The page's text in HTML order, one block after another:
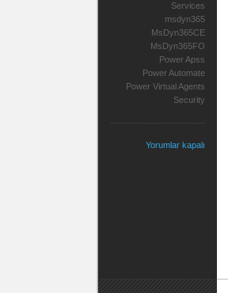
Services
msdyn365
MsDyn365CE
MsDyn365FO
Power Apss
Power Automate
Power Virtual Agents
Security
Yorumlar kapalı